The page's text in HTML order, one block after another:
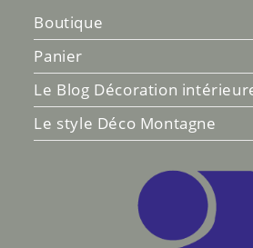
Boutique
Panier
Le Blog Décoration
Le style Déco Montagne